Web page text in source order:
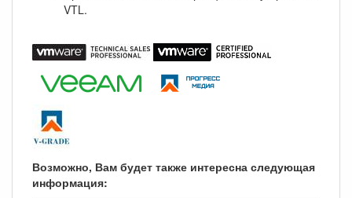
VTL.
Возможно, Вам будет также интересна следующая
информация: